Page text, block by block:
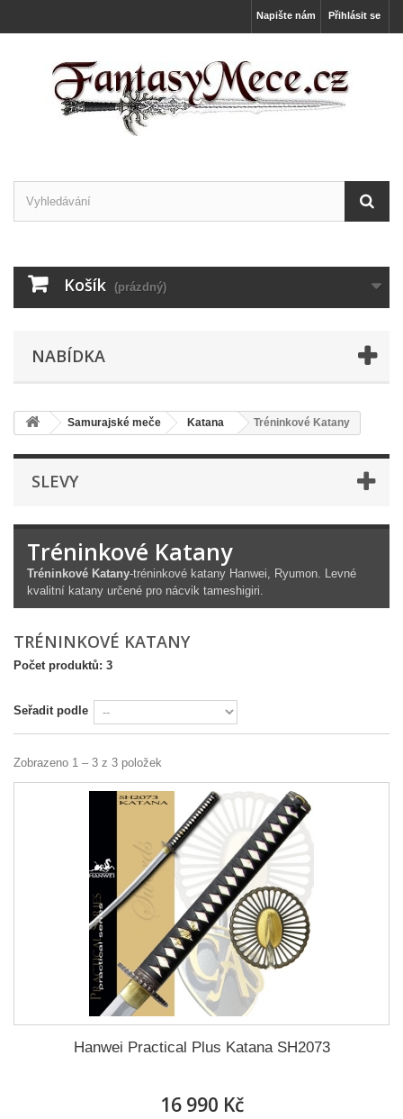
Přihlásit se
Napište nám
Košík (prázdný)
NABÍDKA
Samurajské meče Katana Tréninkové Katany
SLEVY
Tréninkové Katany
Tréninkové Katany-tréninkové katany Hanwei, Ryumon. Levné
kvalitní katany určené pro nácvik tameshigiri.
TRÉNINKOVÉ KATANY
Počet produktů: 3
Seřadit podle
Zobrazeno 1 – 3 z 3 položek
Hanwei Practical Plus Katana SH2073
16 990 Kč